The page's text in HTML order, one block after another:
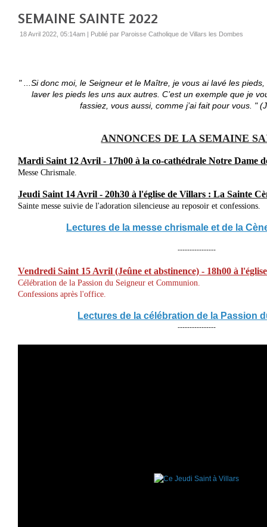
SEMAINE SAINTE 2022
18 Avril 2022, 05:14am | Publié par Paroisse Catholique de Villars les Dombes
" ...Si donc moi, le Seigneur et le Maître, je vous ai lavé les
laver les pieds les uns aux autres. C’est un exemple que je
fassiez, vous aussi, comme j’ai fait pour vous. "
ANNONCES DE LA SEMAINE
Mardi Saint 12 Avril - 17h00 à la co-cathédrale Notre Dame
Messe Chrismale.
Jeudi Saint 14 Avril - 20h30 à l'église de Villars : La Sainte
Sainte messe suivie de l'adoration silencieuse au reposoir et confessions.
Lectures de la messe chrismale et de la
----------------
Vendredi Saint 15 Avril (Jeûne et abstinence) - 18h00 à
Célébration de la Passion du Seigneur et Communion.
Confessions après l'office.
Lectures de la célébration de la Passion
----------------